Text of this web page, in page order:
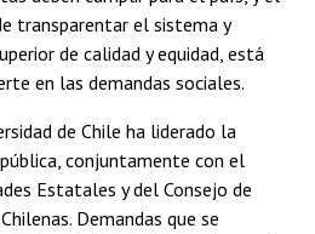
transparentar el sistema y
de calidad y equidad, está
en las demandas sociales.
de Chile ha liderado la
conjuntamente con el
Estatales y del Consejo de
Demandas que se